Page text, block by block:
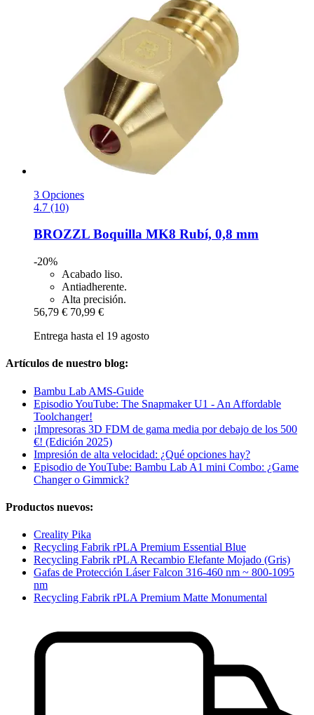
3 Opciones
4.7 (10)
BROZZL Boquilla MK8 Rubí, 0,8 mm
-20%
Acabado liso.
Antiadherente.
Alta precisión.
56,79 € 70,99 €
Entrega hasta el 19 agosto
Artículos de nuestro blog:
Bambu Lab AMS-Guide
Episodio YouTube: The Snapmaker U1 - An Affordable
Toolchanger!
¡Impresoras 3D FDM de gama media por debajo de los 500
€! (Edición 2025)
Impresión de alta velocidad: ¿Qué opciones hay?
Episodio de YouTube: Bambu Lab A1 mini Combo: ¿Game
Changer o Gimmick?
Productos nuevos:
Creality Pika
Recycling Fabrik rPLA Premium Essential Blue
Recycling Fabrik rPLA Recambio Elefante Mojado (Gris)
Gafas de Protección Láser Falcon 316-460 nm ~ 800-1095
nm
Recycling Fabrik rPLA Premium Matte Monumental